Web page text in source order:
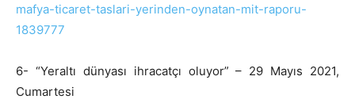
mafya-ticaret-taslari-yerinden-oynatan-mit-raporu-
1839777
6- “Yeraltı dünyası ihracatçı oluyor” – 29 Mayıs 2021,
Cumartesi